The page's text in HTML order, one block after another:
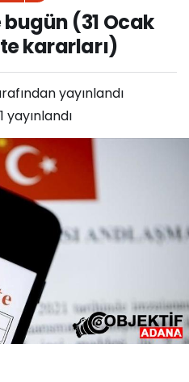
bugün (31 Ocak
2025 Resmi
Gazete kararları)
bugün (31 Ocak
kararları)
yayınlandı
yayınlandı